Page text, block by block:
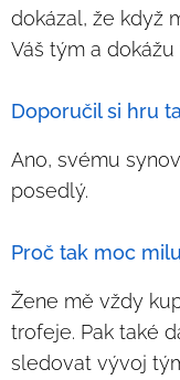
dokázal, že když
Váš tým a
Doporučil si hru
Ano, svému
posedlý.
Proč tak moc
Žene mě vždy
trofeje. Pak také
sledovat vývoj